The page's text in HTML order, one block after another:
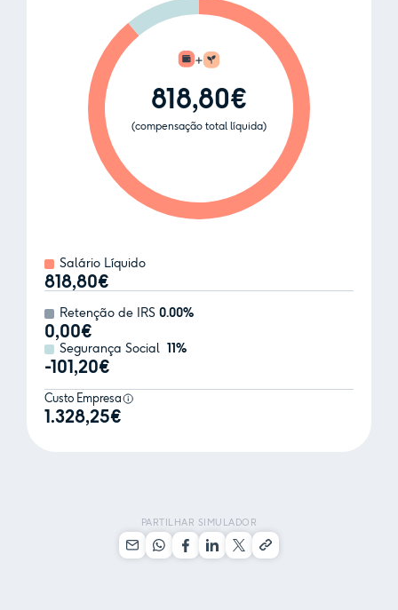
818,80€
(compensação total líquida)
Salário Líquido
818,80€
Retenção de IRS 0.00%
0,00€
Segurança Social 11%
-101,20€
Custo Empresa
1.328,25€
PARTILHAR SIMULADOR